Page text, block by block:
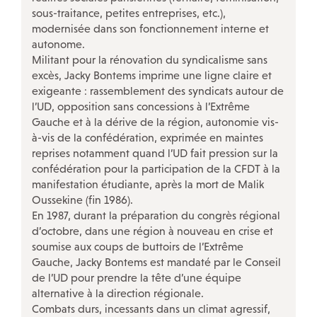
sous-traitance, petites entreprises, etc.),
modernisée dans son fonctionnement interne et
autonome.
Militant pour la rénovation du syndicalisme sans
excès, Jacky Bontems imprime une ligne claire et
exigeante : rassemblement des syndicats autour de
l’UD, opposition sans concessions à l’Extrême
Gauche et à la dérive de la région, autonomie vis-
à-vis de la confédération, exprimée en maintes
reprises notamment quand l’UD fait pression sur la
confédération pour la participation de la CFDT à la
manifestation étudiante, après la mort de Malik
Oussekine (fin 1986).
En 1987, durant la préparation du congrès régional
d’octobre, dans une région à nouveau en crise et
soumise aux coups de buttoirs de l’Extrême
Gauche, Jacky Bontems est mandaté par le Conseil
de l’UD pour prendre la tête d’une équipe
alternative à la direction régionale.
Combats durs, incessants dans un climat agressif,